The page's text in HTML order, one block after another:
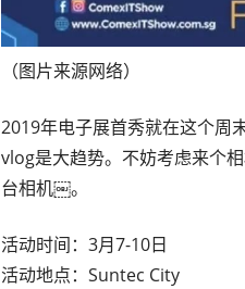
（图片来源网络）
2019年电子展首秀就在这个周
vlog是大趋势。不妨考虑来个
台相机￼。
活动时间：3月7-10日
活动地点：Suntec City